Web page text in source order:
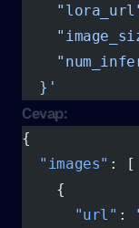
  }'
Cevap:
{
  "images"
: [
    {
      "url"
: